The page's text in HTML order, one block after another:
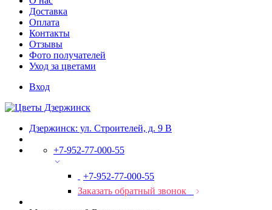
Доставка
Оплата
Контакты
Отзывы
Фото получателей
Уход за цветами
Вход
Дзержинск: ул. Строителей, д. 9 В
+7-952-77-000-55
+7-952-77-000-55
Заказать обратный звонок